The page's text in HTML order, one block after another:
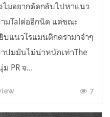
ไม่อยากตัดกลับไปหาแนว
มTalต่ออีกนิด แต่ขณะ
บแนวโรแมนติกดราม่าจ๋าๆ
ปมมันไม่น่าหนักเท่าThe
PR จ...
7